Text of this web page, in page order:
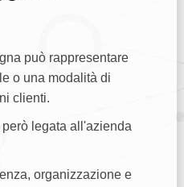
può rappresentare
o una modalità di
clienti.
legata all'azienda
organizzazione e